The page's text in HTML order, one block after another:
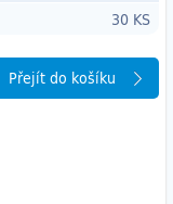
30 KS
Přejít do košíku